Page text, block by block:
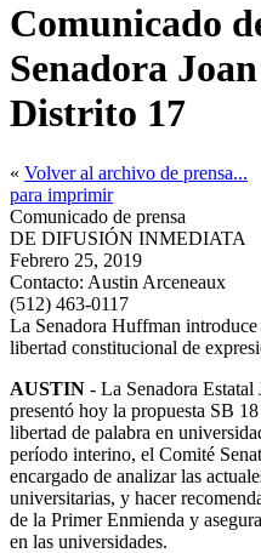
Comunicado
Senadora
Distrito 17
« Volver al archivo de prensa...
para imprimir
Comunicado de prensa
DE DIFUSIÓN INMEDIATA
Febrero 25, 2019
Contacto: Austin Arceneaux
(512) 463-0117
La Senadora Huffman
libertad constitucional de
AUSTIN - La Senadora
presentó hoy la propuesta SB
libertad de palabra en
período interino, el Comité
encargado de analizar las
universitarias, y hacer
de la Primer Enmienda y
en las universidades.